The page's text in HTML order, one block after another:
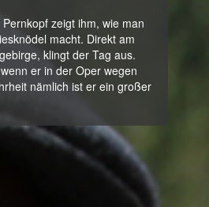
zeigt ihm, wie man
macht. Direkt am
klingt der Tag aus.
er in der Oper wegen
nämlich ist er ein großer